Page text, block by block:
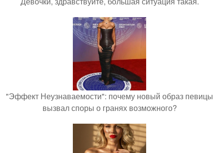
"Эффект Неузнаваемости": почему новый образ певицы
вызвал споры о гранях возможного?